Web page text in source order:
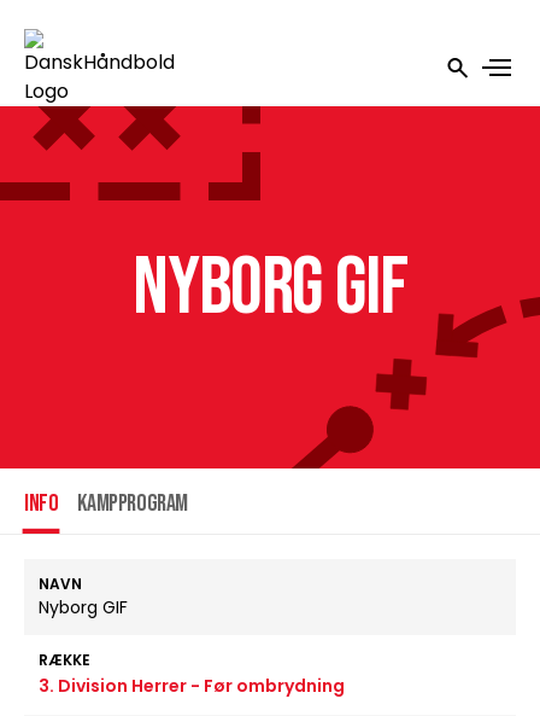
Nyborg GIF
INFO Kampprogram
NAVN
Nyborg GIF
RÆKKE
3. Division Herrer - Før ombrydning